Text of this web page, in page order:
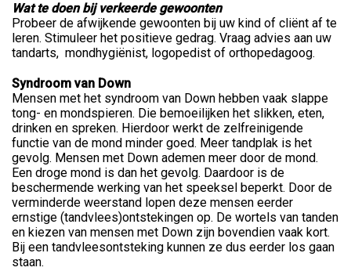
Wat te doen bij verkeerde gewoonten
Probeer de afwijkende gewoonten bij uw kind of cliënt af te
leren. Stimuleer het positieve gedrag. Vraag advies aan uw
tandarts, mondhygiënist, logopedist of orthopedagoog.
Syndroom van Down
Mensen met het syndroom van Down hebben vaak slappe
tong- en mondspieren. Die bemoeilijken het slikken, eten,
drinken en spreken. Hierdoor werkt de zelfreinigende
functie van de mond minder goed. Meer tandplak is het
gevolg. Mensen met Down ademen meer door de mond.
Een droge mond is dan het gevolg. Daardoor is de
beschermende werking van het speeksel beperkt. Door de
verminderde weerstand lopen deze mensen eerder
ernstige (tandvlees)ontstekingen op. De wortels van tanden
en kiezen van mensen met Down zijn bovendien vaak kort.
Bij een tandvleesontsteking kunnen ze dus eerder los gaan
staan.